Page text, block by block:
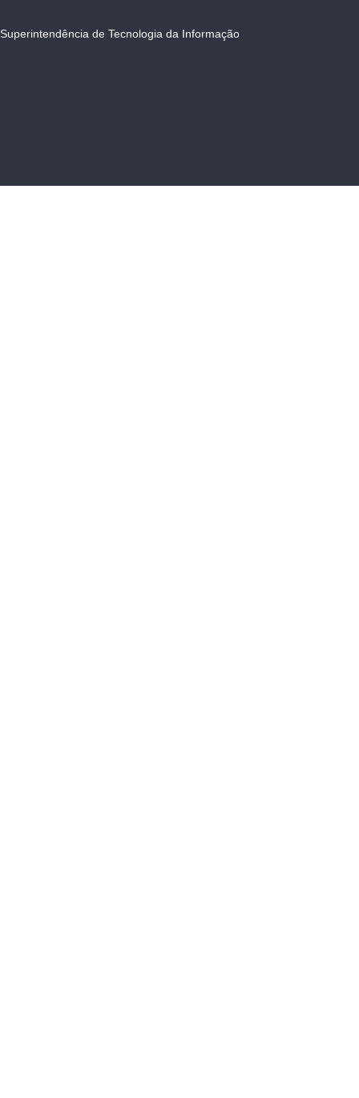
Superintendência de Tecnologia da Informação